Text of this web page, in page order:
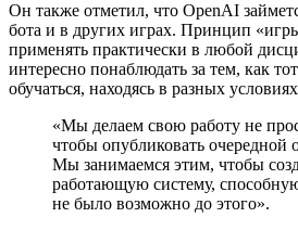
Он также отметил, что OpenAI
бота и в других играх. Принцип
применять практически в любой
интересно понаблюдать за тем, как
обучаться, находясь в разных
«Мы делаем свою работу не
чтобы опубликовать очередной
Мы занимаемся этим, чтобы
работающую систему,
не было возможно до этого».